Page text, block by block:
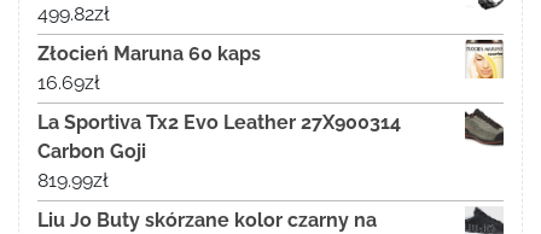
499.82zł
Złocień Maruna 60 kaps
16.69zł
La Sportiva Tx2 Evo Leather 27X900314
Carbon Goji
819.99zł
Liu Jo Buty skórzane kolor czarny na